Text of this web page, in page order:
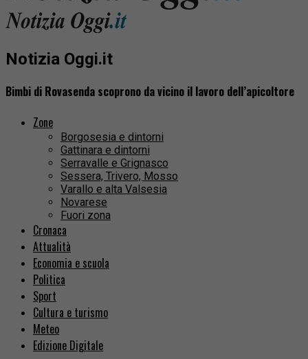
Notizia Oggi.it
Bimbi di Rovasenda scoprono da vicino il lavoro dell’apicoltore
Zone
Borgosesia e dintorni
Gattinara e dintorni
Serravalle e Grignasco
Sessera, Trivero, Mosso
Varallo e alta Valsesia
Novarese
Fuori zona
Cronaca
Attualità
Economia e scuola
Politica
Sport
Cultura e turismo
Meteo
Edizione Digitale